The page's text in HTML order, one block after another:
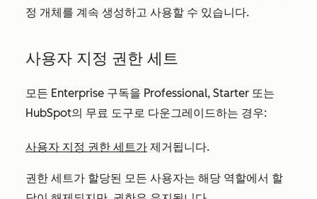
정 개체를 계속 생성하고 사용할 수 있습니다.
사용자 지정 권한 세트
모든 Enterprise 구독을 Professional, Starter 또는
HubSpot의 무료 도구로 다운그레이드하는 경우:
사용자 지정 권한 세트가 제거됩니다.
권한 세트가 할당된 모든 사용자는 해당 역할에서 할